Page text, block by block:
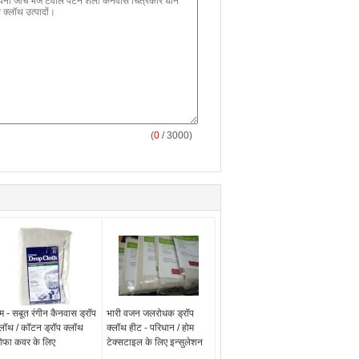
(0 / 3000)
- सबूत रंगीन कैनवास ड्रॉप
/ कॉटन ड्रॉप क्लॉथ
कवर के लिए
भारी वजन जलरोधक ड्रॉप
क्लॉथ हीट - परिधान / होम
टेक्सटाइल के लिए इन्सुलेशन